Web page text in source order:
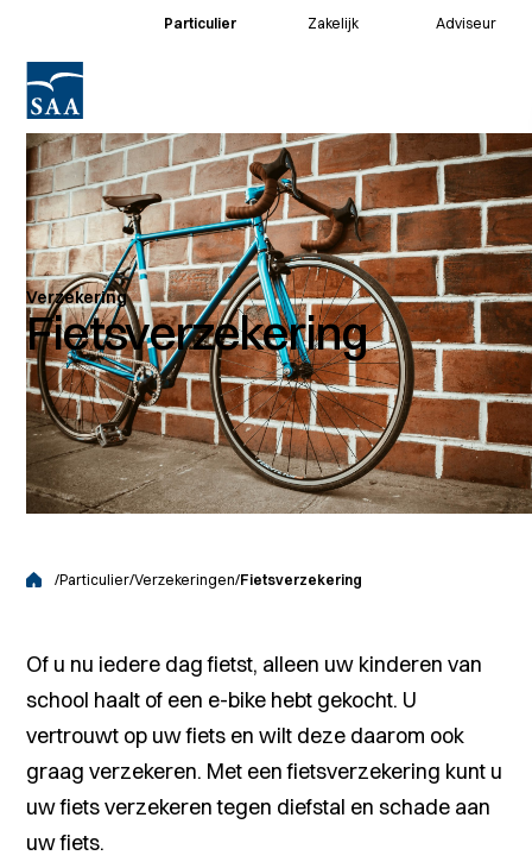
Particulier Zakelijk Adviseur
Voor klanten
Voor adviseurs
Verzekering
Fietsverzekering
/Particulier/Verzekeringen/Fietsverzekering
Of u nu iedere dag fietst, alleen uw kinderen van
school haalt of een e-bike hebt gekocht. U
vertrouwt op uw fiets en wilt deze daarom ook
graag verzekeren. Met een fietsverzekering kunt u
uw fiets verzekeren tegen diefstal en schade aan
uw fiets.